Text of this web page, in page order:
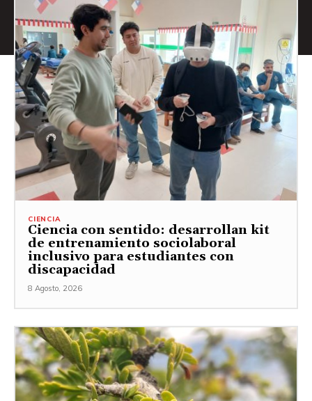
CIENCIA
Ciencia con sentido: desarrollan kit
de entrenamiento sociolaboral
inclusivo para estudiantes con
discapacidad
8 Agosto, 2026